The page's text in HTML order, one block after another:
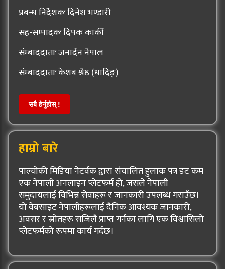
प्रबन्ध निर्देशकः दिनेश भण्डारी
सह-सम्पादकः दिपक कार्की
संम्बाददाताः जनार्दन नेपाल
संम्बाददाताः केशब श्रेष्ठ (धादिङ्)
सबै हेर्नुहोस् !
हाम्रो बारे
पाल्चोकी मिडिया नेटर्वक द्वारा संचालित हुलाक पत्र डट कम
एक नेपाली अनलाइन प्लेटफर्म हो, जसले नेपाली
समुदायलाई विभिन्न सेवाहरू र जानकारी उपलब्ध गराउँछ।
यो वेबसाइट नेपालीहरूलाई दैनिक आवश्यक जानकारी,
अवसर र स्रोतहरू सजिलै प्राप्त गर्नका लागि एक विश्वासिलो
प्लेटफर्मको रूपमा कार्य गर्दछ।